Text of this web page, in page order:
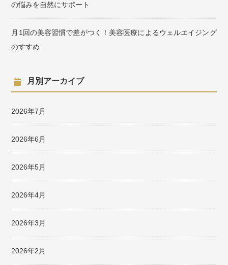
の悩みを自然にサポート
月1回の美容習慣で差がつく！美容医療によるウェルエイジング
のすすめ
月別アーカイブ
2026年7月
2026年6月
2026年5月
2026年4月
2026年3月
2026年2月